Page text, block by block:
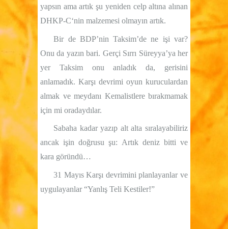
yapsın ama artık şu yeniden celp altına alınan
DHKP-C‘nin malzemesi olmayın artık.
Bir de BDP’nin Taksim’de ne işi var?
Onu da yazın bari. Gerçi Sırrı Süreyya’ya her
yer Taksim onu anladık da, gerisini
anlamadık. Karşı devrimi oyun kuruculardan
almak ve meydanı Kemalistlere bırakmamak
için mi oradaydılar.
Sabaha kadar yazıp alt alta sıralayabiliriz
ancak işin doğrusu şu: Artık deniz bitti ve
kara göründü…
31 Mayıs Karşı devrimini planlayanlar ve
uygulayanlar “Yanlış Teli Kestiler!”